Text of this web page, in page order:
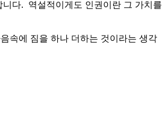
니다. 역설적이게도 인권이란 그 가치를
속에 짐을 하나 더하는 것이라는 생각